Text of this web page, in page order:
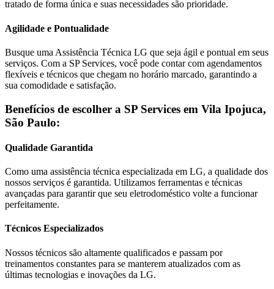
tratado de forma única e suas necessidades são prioridade.
Agilidade e Pontualidade
Busque uma Assistência Técnica LG que seja ágil e pontual em seus
serviços. Com a SP Services, você pode contar com agendamentos
flexíveis e técnicos que chegam no horário marcado, garantindo a
sua comodidade e satisfação.
Benefícios de escolher a SP Services em Vila Ipojuca,
São Paulo:
Qualidade Garantida
Como uma assistência técnica especializada em LG, a qualidade dos
nossos serviços é garantida. Utilizamos ferramentas e técnicas
avançadas para garantir que seu eletrodoméstico volte a funcionar
perfeitamente.
Técnicos Especializados
Nossos técnicos são altamente qualificados e passam por
treinamentos constantes para se manterem atualizados com as
últimas tecnologias e inovações da LG.